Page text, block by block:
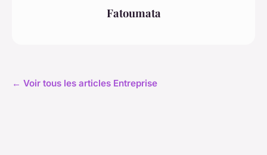
Fatoumata
← Voir tous les articles Entreprise